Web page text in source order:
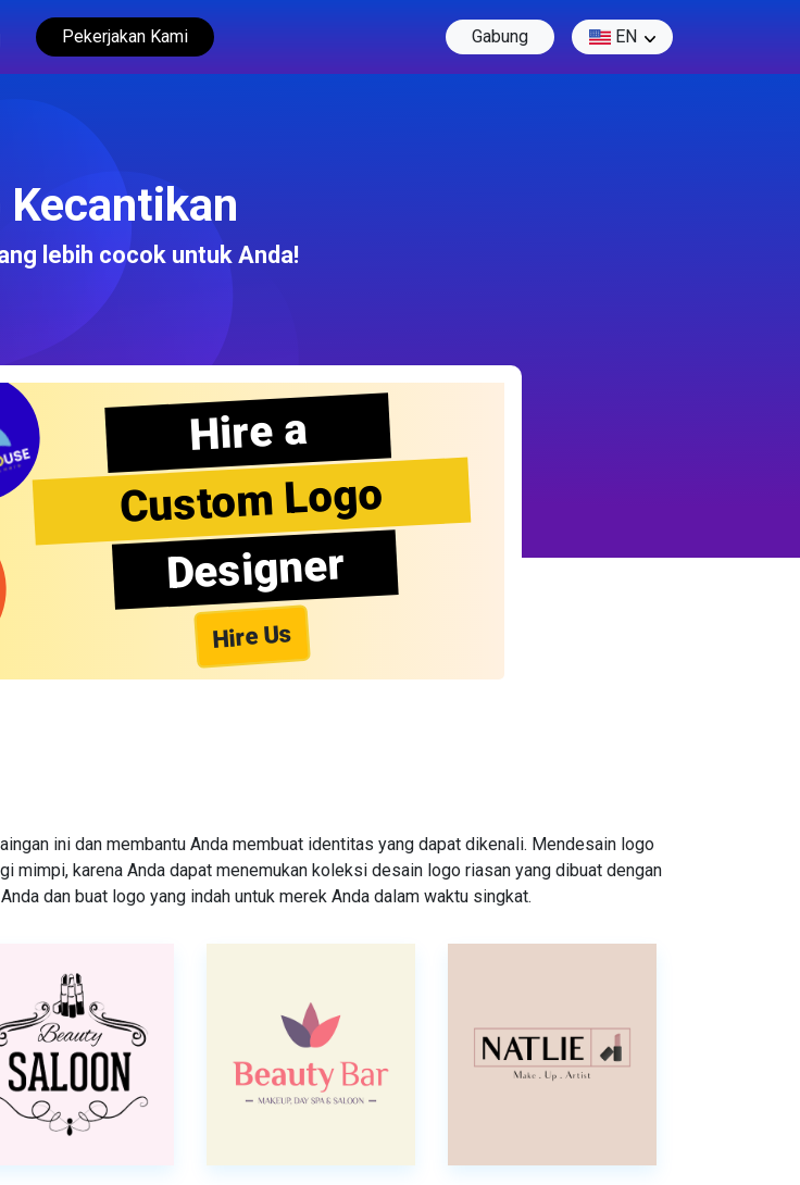
Pekerjakan Kami Gabung EN
Kecantikan
lebih cocok untuk Anda!
Hire a
Custom Logo
Designer
Hire Us
ini dan membantu Anda membuat identitas yang dapat dikenali. Mendesain logo
mimpi, karena Anda dapat menemukan koleksi desain logo riasan yang dibuat dengan
dan buat logo yang indah untuk merek Anda dalam waktu singkat.